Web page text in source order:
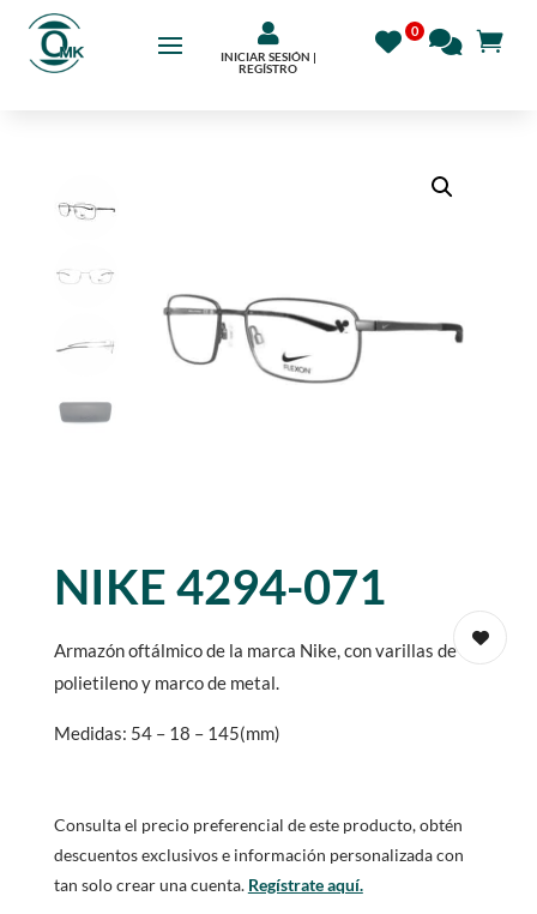

INICIAR SESIÓN |
REGÍSTRO
NIKE 4294-071
Armazón oftálmico de la marca Nike, con varillas de
polietileno y marco de metal.
Medidas: 54 – 18 – 145(mm)
Consulta el precio preferencial de este producto, obtén
descuentos exclusivos e información personalizada con
tan solo crear una cuenta. Regístrate aquí.